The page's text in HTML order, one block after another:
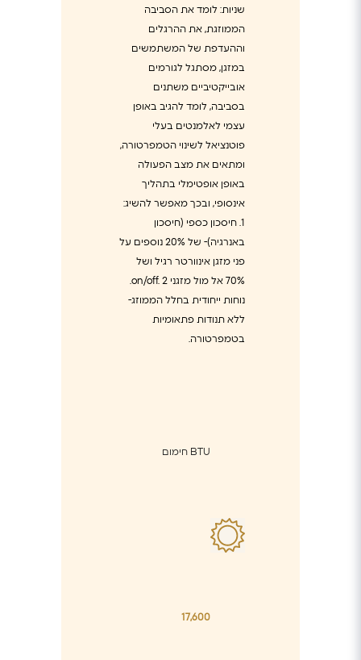
שניות: לומד את הסביבה
הממוזגת, את ההרגלים
וההעדפת של המשתמשים
במזגן, מסתגל לגורמים
אובייקטיביים משתנים
בסביבה, לומד להגיב באופן
עצמי לאלמנטים בעלי
פוטנציאל לשינוי הטמפרטורה,
ומתאים את מצב הפעולה
באופן אופטימלי בתהליך
אינסופי, ובכך מאפשר להשיג:
1. חיסכון כספי (חיסכון
באנרגיה)- של 20% נוספים על
פני מזגן אינוורטר רגיל ושל
נוחות ייחודית בחלל הממוזג-
ללא תנודות פתאומיות
בטמפרטורה.
BTU חימום
17,600